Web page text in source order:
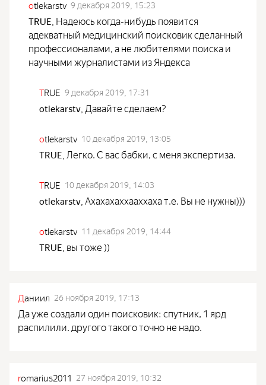
otlekarstv 9 декабря 2019, 15:23
TRUE Надеюсь когда-нибудь появится
адекватный медицинский поисковик сделанный
профессионалами, а не любителями поиска и
научными журналистами из Яндекса
TRUE 9 декабря 2019, 17:31
otlekarstv Давайте сделаем?
otlekarstv 10 декабря 2019, 13:05
TRUE Легко. С вас бабки, с меня экспертиза.
TRUE 10 декабря 2019, 14:03
otlekarstv Ахахахаххааххаха т.е. Вы не нужны)))
otlekarstv 11 декабря 2019, 14:44
TRUE вы тоже ))
Даниил 26 ноября 2019, 17:13
Да уже создали один поисковик: спутник, 1 ярд
распилили. другого такого точно не надо.
romarius2011 27 ноября 2019, 10:32